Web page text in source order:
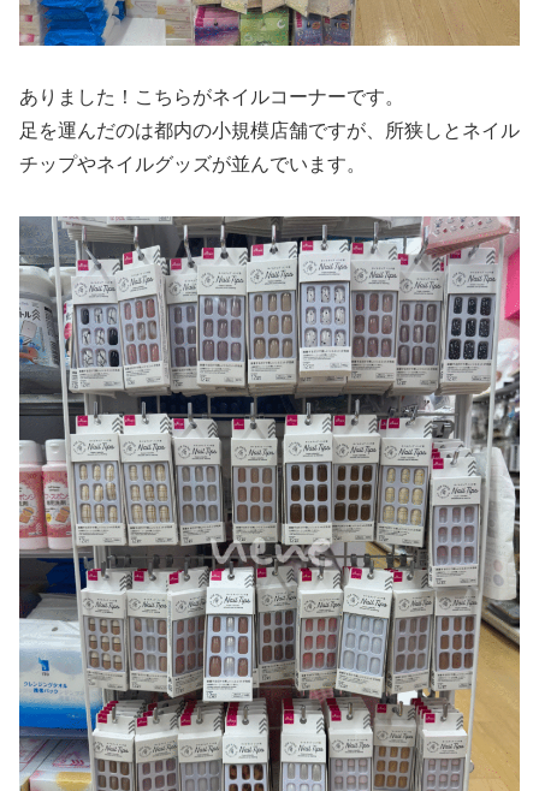
ありました！こちらがネイルコーナーです。
足を運んだのは都内の小規模店舗ですが、所狭しとネイル
チップやネイルグッズが並んでいます。